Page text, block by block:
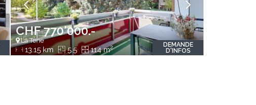
CHF 770'000.-
La Tène
13.15 km 5.5 114 m2
DEMANDE
D'INFOS